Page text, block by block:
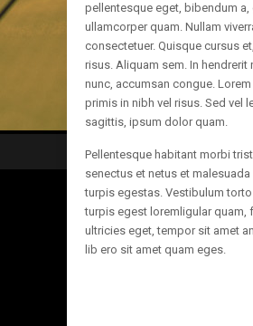
pellentesque eget, bibendum a,
ullamcorper quam. Nullam
consectetuer. Quisque cursus
risus. Aliquam sem. In hendrerit
nunc, accumsan congue.
primis in nibh vel risus. Sed vel
sagittis, ipsum dolor quam.
Pellentesque habitant morbi
senectus et netus et
turpis egestas. Vestibulum
turpis egest loremligular quam,
ultricies eget, tempor sit amet
lib ero sit amet quam eges.